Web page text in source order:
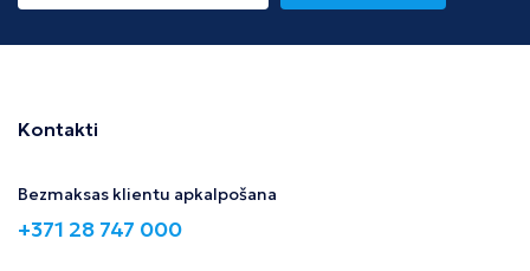
Kontakti
Bezmaksas klientu apkalpošana
+371 28 747 000